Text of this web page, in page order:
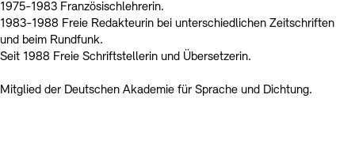
1975-1983 Französischlehrerin.
1983-1988 Freie Redakteurin bei unterschiedlichen Zeitschriften
und beim Rundfunk.
Seit 1988 Freie Schriftstellerin und Übersetzerin.
Mitglied der Deutschen Akademie für Sprache und Dichtung.